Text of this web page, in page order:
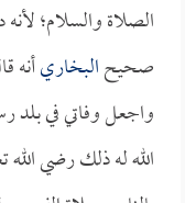
الصلاة والسلام؛
صحيحالبخاريأنه
واجعل وفاتي في
الله له ذلك رضي